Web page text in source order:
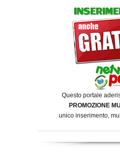
Questo portale
PROMOZIONE
unico inserimento,